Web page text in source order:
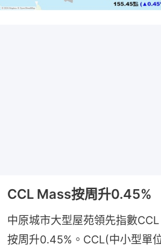
CCL Mass按周升0.45%
中原城市大型屋苑領先指數
按周升0.45%。CCL(中小型單